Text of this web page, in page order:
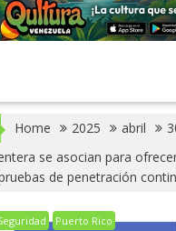
Home 2025 abril
se asocian para
de penetración
Puerto Rico